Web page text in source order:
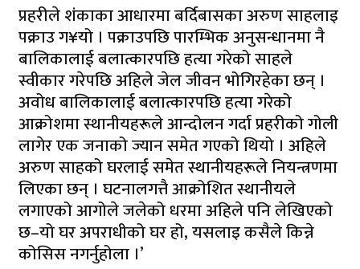
प्रहरीले शंंकाका आधारमा बर्दिबासका अरुण साहलाइ
पक्राउ ग¥यो । पक्राउपछि पारम्भिक अनुसन्धानमा नै
बालिकालाई बलात्कारपछि हत्या गरेको साहले
स्वीकार गरेपछि अहिले जेल जीवन भोगिरहेका छन् ।
अवोध बालिकालाई बलात्कारपछि हत्या गरेको
आक्रोशमा स्थानीयहरूले आन्दोलन गर्दा प्रहरीको गोली
लागेर एक जनाको ज्यान समेत गएको थियो । अहिले
अरुण साहको घरलाई समेत स्थानीयहरूले नियन्त्रणमा
लिएका छन् । घटनालगत्तै आक्रोशित स्थानीयले
लगाएको आगोले जलेको धरमा अहिले पनि लेखिएको
छ–यो घर अपराधीको घर हो, यसलाइ कसैले किन्ने
कोसिस नगर्नुहोला ।’